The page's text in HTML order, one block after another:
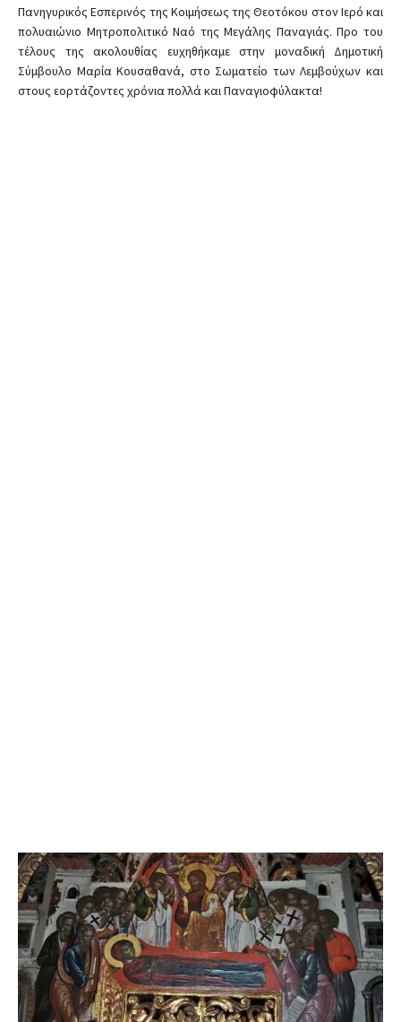
Πανηγυρικός Εσπερινός της Κοιμήσεως της Θεοτόκου στον Ιερό και
πολυαιώνιο Μητροπολιτικό Ναό της Μεγάλης Παναγιάς. Προ του
τέλους της ακολουθίας ευχηθήκαμε στην μοναδική Δημοτική
Σύμβουλο Μαρία Κουσαθανά, στο Σωματείο των Λεμβούχων και
στους εορτάζοντες χρόνια πολλά και Παναγιοφύλακτα!